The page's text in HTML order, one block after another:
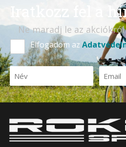
Iratkozz fel a
Ne maradj le az
Elfogadom az